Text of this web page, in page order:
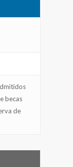
becas
de